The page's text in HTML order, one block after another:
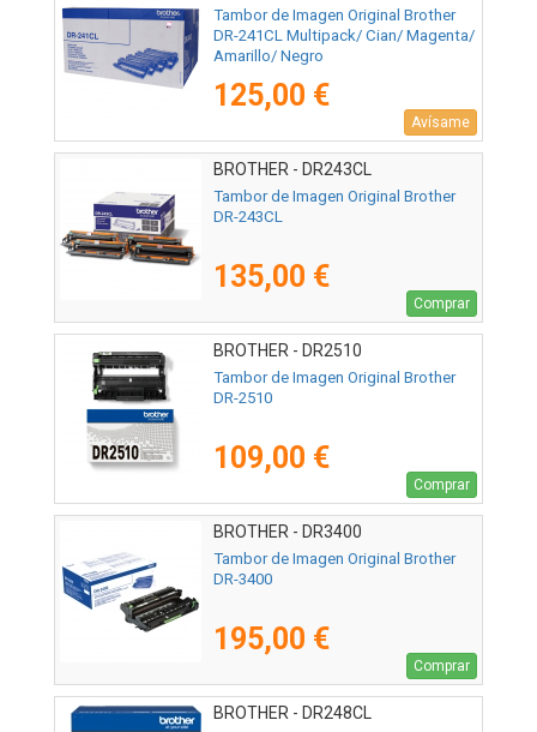
Tambor de Imagen Original Brother
DR-241CL Multipack/ Cian/ Magenta/
Amarillo/ Negro
125,00 €
Avísame
BROTHER - DR243CL
Tambor de Imagen Original Brother
DR-243CL
135,00 €
Comprar
BROTHER - DR2510
Tambor de Imagen Original Brother
DR-2510
109,00 €
Comprar
BROTHER - DR3400
Tambor de Imagen Original Brother
DR-3400
195,00 €
Comprar
BROTHER - DR248CL